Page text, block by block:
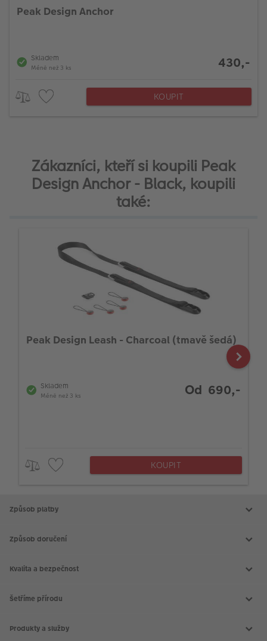
Peak Design Anchor
Skladem
Méně než 3 ks 430,-
KOUPIT
Zákazníci, kteří si koupili Peak
Design Anchor - Black, koupili
také:
Peak Design Leash - Charcoal (tmavě šedá)
Skladem
Méně než 3 ks Od 690,-
KOUPIT
Způsob platby
Způsob doručení
Kvalita a bezpečnost
Šetříme přírodu
Produkty a služby